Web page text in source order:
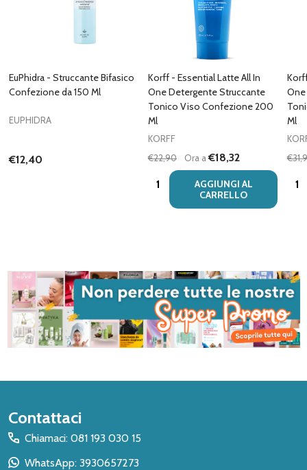
EuPhidra - Struccante Bifasico
Confezione da 150 Ml
EUPHIDRA
€12,40
Korff - Essential Latte All In
One Detergente Struccante
Tonico Viso Confezione 200
Ml
KORFF
€22,90
Ora a€18,32
Quantità:
AGGIUNGI AL
CARRELLO
Ml
Inizio
del
piè
Contattaci
Chiamaci: 081 193 030 15
WhatsApp: 3930657273